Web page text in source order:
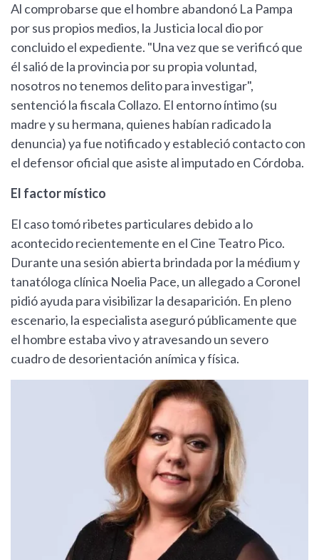
Al comprobarse que el hombre abandonó La Pampa
por sus propios medios, la Justicia local dio por
concluido el expediente. "Una vez que se verificó que
él salió de la provincia por su propia voluntad,
nosotros no tenemos delito para investigar",
sentenció la fiscala Collazo. El entorno íntimo (su
madre y su hermana, quienes habían radicado la
denuncia) ya fue notificado y estableció contacto con
el defensor oficial que asiste al imputado en Córdoba.
El factor místico
El caso tomó ribetes particulares debido a lo
acontecido recientemente en el Cine Teatro Pico.
Durante una sesión abierta brindada por la médium y
tanatóloga clínica Noelia Pace, un allegado a Coronel
pidió ayuda para visibilizar la desaparición. En pleno
escenario, la especialista aseguró públicamente que
el hombre estaba vivo y atravesando un severo
cuadro de desorientación anímica y física.